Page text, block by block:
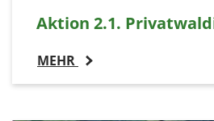
Aktion 2.1.
MEHR